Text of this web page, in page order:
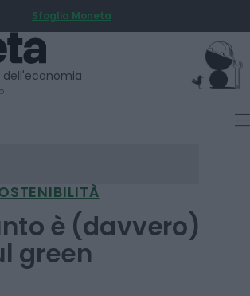
Sfoglia Moneta
dell'economia
è (davvero)
green